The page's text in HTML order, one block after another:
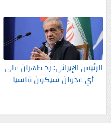
الرئيس الإيراني: رد طهران على
أي عدوان سيكون قاسيا